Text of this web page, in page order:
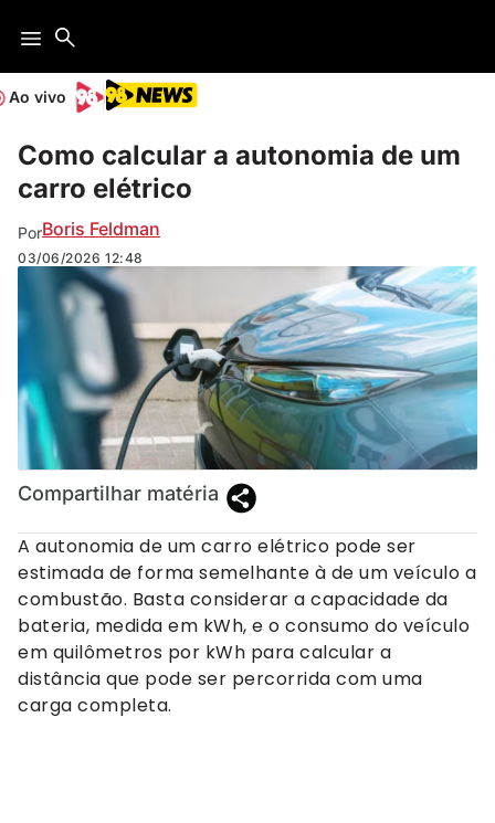
Ao vivo
Como calcular a autonomia de um
carro elétrico
PorBoris Feldman
03/06/2026 12:48
Compartilhar matéria
A autonomia de um carro elétrico pode ser
estimada de forma semelhante à de um veículo a
combustão. Basta considerar a capacidade da
bateria, medida em kWh, e o consumo do veículo
em quilômetros por kWh para calcular a
distância que pode ser percorrida com uma
carga completa.